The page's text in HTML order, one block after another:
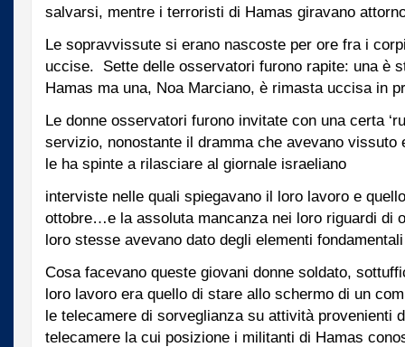
salvarsi, mentre i terroristi di Hamas giravano
Le sopravvissute si erano nascoste per ore fra i
uccise. Sette delle osservatori furono rapite: una è
Hamas ma una, Noa Marciano, è rimasta uccisa in
Le donne osservatori furono invitate con una certa
servizio, nonostante il dramma che avevano vissuto
le ha spinte a rilasciare al giornale israeliano
interviste nelle quali spiegavano il loro lavoro e
ottobre…e la assoluta mancanza nei loro riguardi di
loro stesse avevano dato degli elementi
Cosa facevano queste giovani donne soldato,
loro lavoro era quello di stare allo schermo di un
le telecamere di sorveglianza su attività provenienti
telecamere la cui posizione i militanti di Hamas